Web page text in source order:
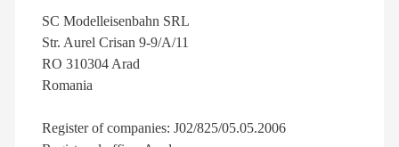
SC Modelleisenbahn SRL
Str. Aurel Crisan 9-9/A/11
RO 310304 Arad
Romania
Register of companies: J02/825/05.05.2006